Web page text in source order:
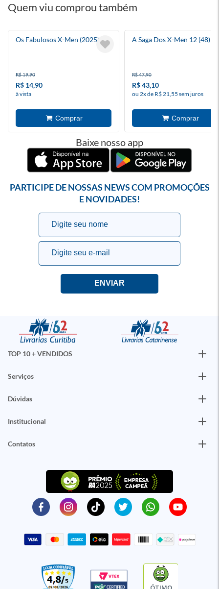
Quem viu comprou também
Os Fabulosos X-Men (2025) 4
R$ 19,90
R$ 14,90
à vista
A Saga Dos X-Men 12 (48)
R$ 47,90
R$ 43,10
ou 2x de R$ 21,55 sem juros
Baixe nosso app
PARTICIPE DE NOSSAS NEWS COM PROMOÇÕES
E NOVIDADES!
TOP 10 + VENDIDOS
Serviços
Dúvidas
Institucional
Contatos